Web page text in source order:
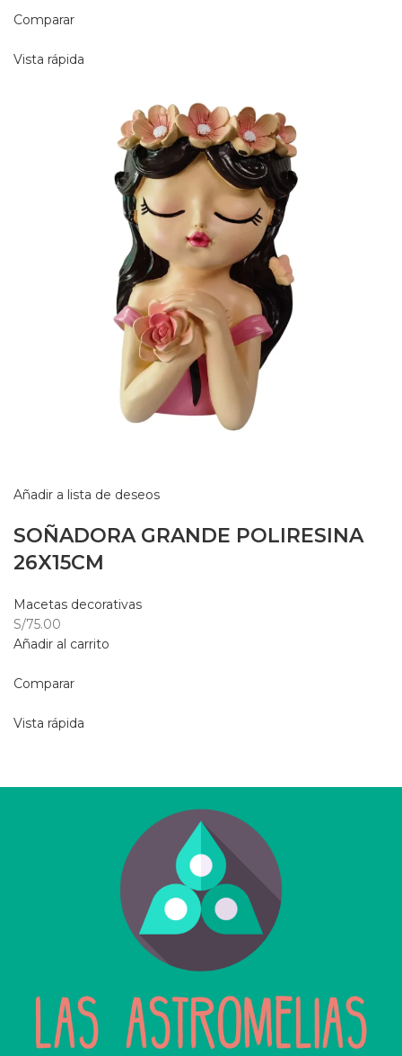
Comparar
Vista rápida
Añadir a lista de deseos
SOÑADORA GRANDE POLIRESINA
26X15CM
Macetas decorativas
S/75.00
Añadir al carrito
Comparar
Vista rápida